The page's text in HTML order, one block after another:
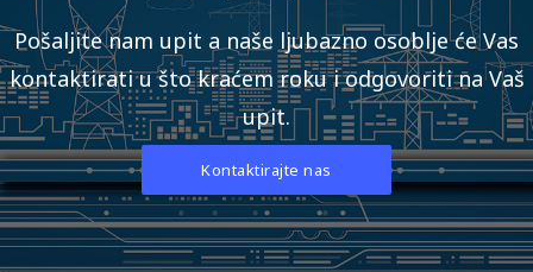
Pošaljite nam upit a naše ljubazno osoblje će Vas
kontaktirati u što kraćem roku i odgovoriti na Vaš
upit.
Kontaktirajte nas